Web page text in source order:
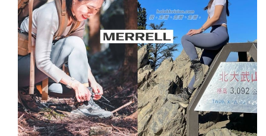
透
氣
外
套
+BACH
健
行
背
包，